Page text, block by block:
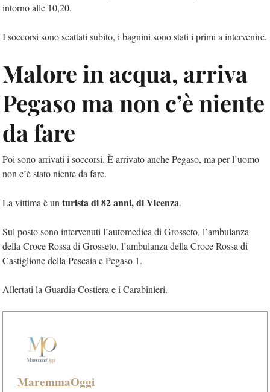
intorno alle 10,20.
I soccorsi sono scattati subito, i bagnini sono stati i primi a intervenire.
Malore in acqua, arriva
Pegaso ma non c’è niente
da fare
Poi sono arrivati i soccorsi. È arrivato anche Pegaso, ma per l’uomo
non c’è stato niente da fare.
La vittima è un turista di 82 anni, di Vicenza.
Sul posto sono intervenuti l’automedica di Grosseto, l’ambulanza
della Croce Rossa di Grosseto, l’ambulanza della Croce Rossa di
Castiglione della Pescaia e Pegaso 1.
Allertati la Guardia Costiera e i Carabinieri.
MaremmaOggi